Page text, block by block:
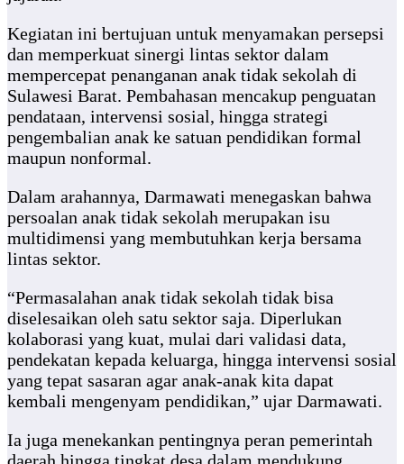
Kegiatan ini bertujuan untuk menyamakan persepsi
dan memperkuat sinergi lintas sektor dalam
mempercepat penanganan anak tidak sekolah di
Sulawesi Barat. Pembahasan mencakup penguatan
pendataan, intervensi sosial, hingga strategi
pengembalian anak ke satuan pendidikan formal
maupun nonformal.
Dalam arahannya, Darmawati menegaskan bahwa
persoalan anak tidak sekolah merupakan isu
multidimensi yang membutuhkan kerja bersama
lintas sektor.
“Permasalahan anak tidak sekolah tidak bisa
diselesaikan oleh satu sektor saja. Diperlukan
kolaborasi yang kuat, mulai dari validasi data,
pendekatan kepada keluarga, hingga intervensi sosial
yang tepat sasaran agar anak-anak kita dapat
kembali mengenyam pendidikan,” ujar Darmawati.
Ia juga menekankan pentingnya peran pemerintah